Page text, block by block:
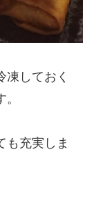
凍しておく
も充実しま